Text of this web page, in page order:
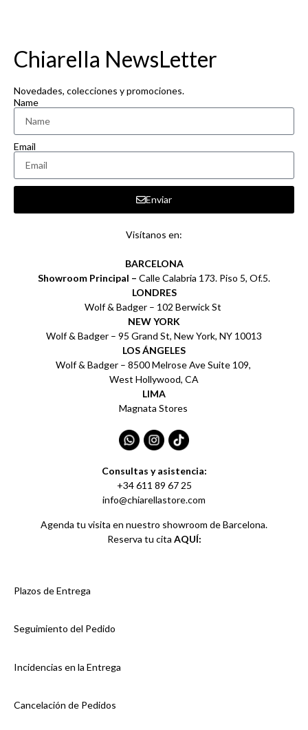
Chiarella NewsLetter
Novedades, colecciones y promociones.
Name
Email
Enviar
Visítanos en:
BARCELONA
Showroom Principal – Calle Calabria 173. Piso 5, Of.5.
LONDRES
Wolf & Badger – 102 Berwick St
NEW YORK
Wolf & Badger – 95 Grand St, New York, NY 10013
LOS ÁNGELES
Wolf & Badger – 8500 Melrose Ave Suite 109,
West Hollywood, CA
LIMA
Magnata Stores
Consultas y asistencia:
+34 611 89 67 25
info@chiarellastore.com
Agenda tu visita en nuestro showroom de Barcelona.
Reserva tu cita AQUÍ:
Plazos de Entrega
Seguimiento del Pedido
Incidencias en la Entrega
Cancelación de Pedidos